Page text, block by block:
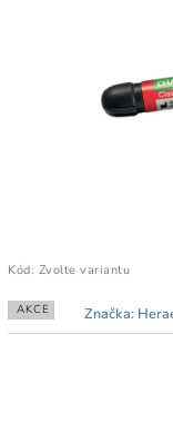
Kód: Zvolte variantu
AKCE Značka: